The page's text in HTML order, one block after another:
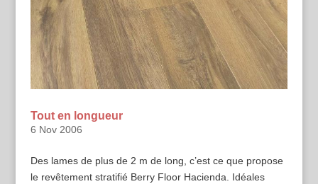
Tout en longueur
6 Nov 2006
Des lames de plus de 2 m de long, c’est ce que propose
le revêtement stratifié Berry Floor Hacienda. Idéales